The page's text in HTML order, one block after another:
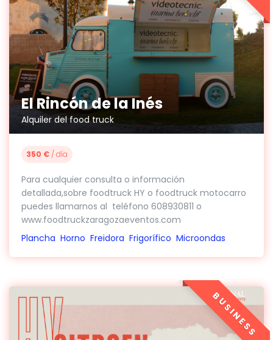
El Rincón de la Inés
Alquiler del food truck
350 € / día
Para cualquier consulta o información
detallada,sobre foodtruck HY o foodtruck motocarro
puedes llamarnos al teléfono 608930811 o
www.foodtruckzaragozaeventos.com
Plancha Horno Freidora Frigorífico Microondas
BUSINESS